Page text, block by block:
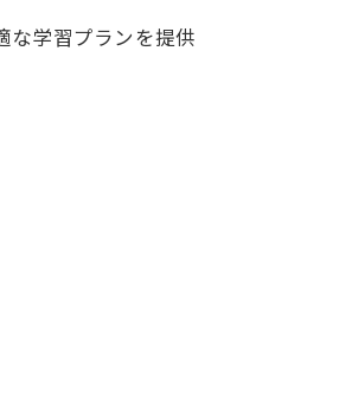
な学習プランを提供